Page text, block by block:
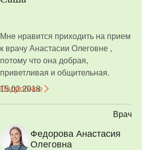
Мне нравится приходить на прием
к врачу Анастасии Олеговне ,
потому что она добрая,
приветливая и общительная.
Подробнее
15.02.2018
Врач
Федорова Анастасия
Олеговна